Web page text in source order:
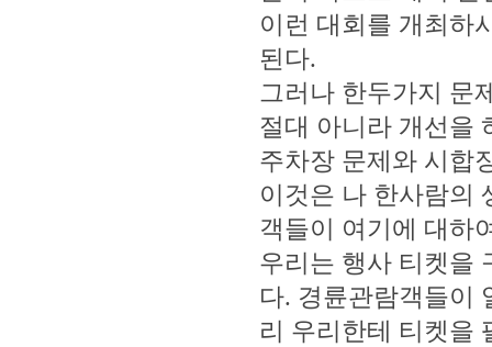
이런 대회를 개최하
된다.
그러나 한두가지 문
절대 아니라 개선을
주차장 문제와 시합
이것은 나 한사람의
객들이 여기에 대하
우리는 행사 티켓을
다. 경륜관람객들이
리 우리한테 티켓을